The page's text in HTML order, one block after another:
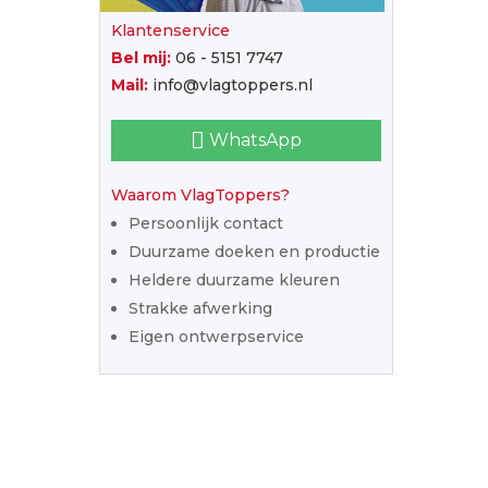
Klantenservice
Bel mij: 06 - 5151 7747
Mail: info@vlagtoppers.nl
WhatsApp
Waarom VlagToppers?
Persoonlijk contact
Duurzame doeken en productie
Heldere duurzame kleuren
Strakke afwerking
Eigen ontwerpservice